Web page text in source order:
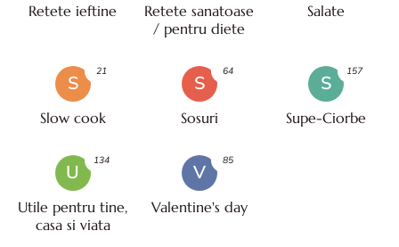
Retete ieftine
Retete sanatoase
/ pentru diete
Salate
S
Slow cook
21
S
Sosuri
64
S
Supe-Ciorbe
157
U
Utile pentru tine,
casa si viata
134
V
Valentine's day
85